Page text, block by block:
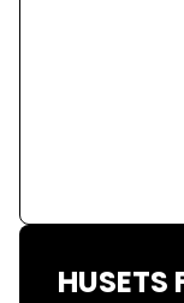
HUSETS